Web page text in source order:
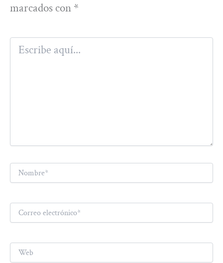
marcados con *
Escribe
aquí...
electrónico*
Web